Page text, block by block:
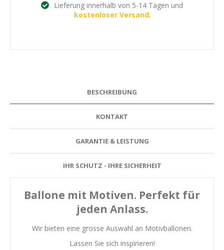
Lieferung innerhalb von 5-14 Tagen und
kostenloser Versand.
BESCHREIBUNG
KONTAKT
GARANTIE & LEISTUNG
IHR SCHUTZ - IHRE SICHERHEIT
Ballone mit Motiven. Perfekt für
jeden Anlass.
Wir bieten eine grosse Auswahl an Motivballonen.
Lassen Sie sich inspirieren!